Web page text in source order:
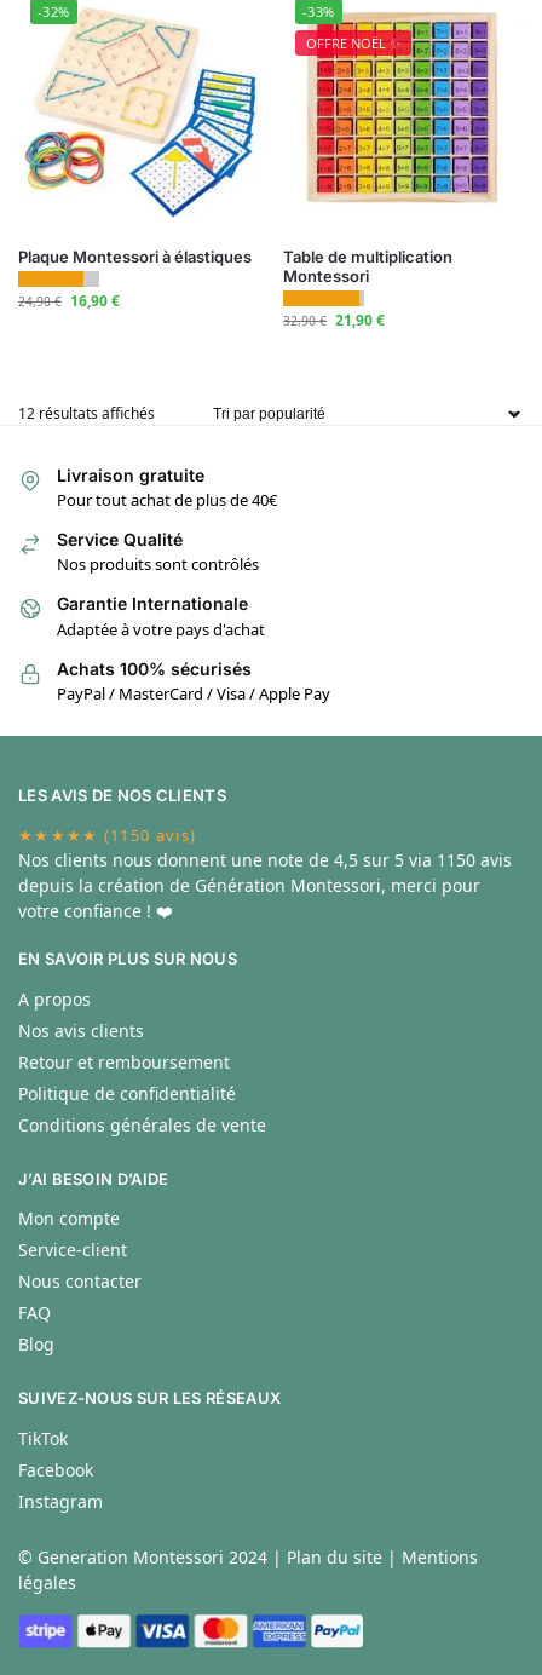
-32%
Plaque Montessori à élastiques
24,90€ 16,90€
-33%
OFFRE NOËL ✨
Table de multiplication
Montessori
32,90€ 21,90€
12 résultats affichés
Livraison gratuite
Pour tout achat de plus de 40€
Service Qualité
Nos produits sont contrôlés
Garantie Internationale
Adaptée à votre pays d'achat
Achats 100% sécurisés
PayPal / MasterCard / Visa / Apple Pay
LES AVIS DE NOS CLIENTS
★★★★★ (1150 avis)
Nos clients nous donnent une note de 4,5 sur 5 via 1150 avis
depuis la création de Génération Montessori, merci pour
votre confiance ! ❤️
EN SAVOIR PLUS SUR NOUS
A propos
Nos avis clients
Retour et remboursement
Politique de confidentialité
Conditions générales de vente
J’AI BESOIN D’AIDE
Mon compte
Service-client
Nous contacter
FAQ
Blog
SUIVEZ-NOUS SUR LES RÉSEAUX
TikTok
Facebook
Instagram
© Generation Montessori 2024 | Plan du site | Mentions
légales